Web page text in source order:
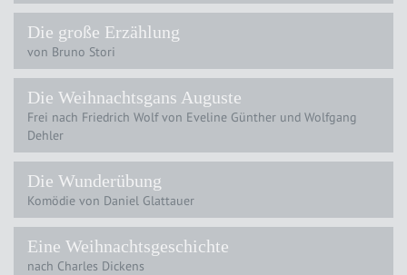
Die große Erzählung
von Bruno Stori
Die Weihnachtsgans Auguste
Frei nach Friedrich Wolf von Eveline Günther und Wolfgang
Dehler
Die Wunderübung
Komödie von Daniel Glattauer
Eine Weihnachtsgeschichte
nach Charles Dickens